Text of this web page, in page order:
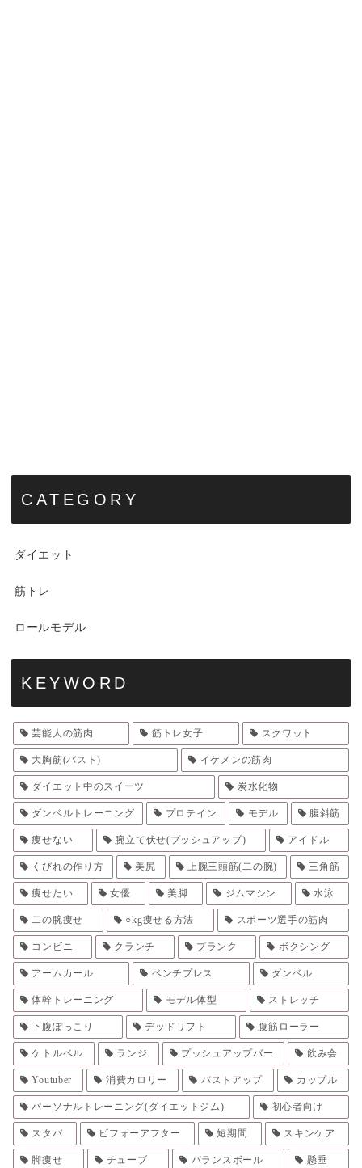
CATEGORY
ダイエット
筋トレ
ロールモデル
KEYWORD
芸能人の筋肉 筋トレ女子 スクワット
大胸筋(バスト) イケメンの筋肉
ダイエット中のスイーツ 炭水化物
ダンベルトレーニング プロテイン モデル 腹斜筋
痩せない 腕立て伏せ(プッシュアップ) アイドル
くびれの作り方 美尻 上腕三頭筋(二の腕) 三角筋
痩せたい 女優 美脚 ジムマシン 水泳
二の腕痩せ ○kg痩せる方法 スポーツ選手の筋肉
コンビニ クランチ プランク ボクシング
アームカール ベンチプレス ダンベル
体幹トレーニング モデル体型 ストレッチ
下腹ぽっこり デッドリフト 腹筋ローラー
ケトルベル ランジ プッシュアップバー 飲み会
Youtuber 消費カロリー バストアップ カップル
パーソナルトレーニング(ダイエットジム) 初心者向け
スタバ ビフォーアフター 短期間 スキンケア
脚痩せ チューブ バランスボール 懸垂